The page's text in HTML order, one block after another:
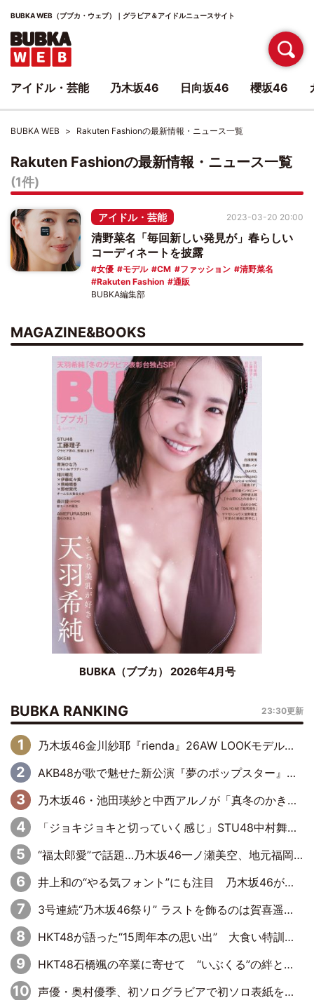
BUBKA WEB（ブブカ・ウェブ）｜グラビア＆アイドルニュースサイト
BUBKA WEB Rakuten Fashionの最新情報・ニュース一覧
Rakuten Fashionの最新情報・ニュース一覧
(1件)
アイドル・芸能
清野菜名「毎回新しい発見が」春らしい
コーディネートを披露
女優 モデル CM ファッション
清野菜名
Rakuten Fashion
通販
2023-03-20 20:00
BUBKA編集部
MAGAZINE&BOOKS
BUBKA（ブブカ） 2026年4月号
BUBKA RANKING 23:30更新
乃木坂46金川紗耶『rienda』26AW LOOKモデルに就任
AKB48が歌で魅せた新公演『夢のポップスター』 初日から全身全霊のステージ
乃木坂46・池田瑛紗と中西アルノが「真冬のかき氷」騒動で火花散らす！ 因縁の裏にあるのは、逆境をともに“凌”ぐ似た者同士の絆
「ジョキジョキと切っていく感じ」STU48中村舞、新しい挑戦は自らの手で
“福太郎愛”で話題…乃木坂46一ノ瀬美空、地元福岡『めんべい25周年トップサポーター』に就任
井上和の“やる気フォント”にも注目 乃木坂46が挑んだ書道パフォーマンスの舞台裏
3号連続“乃木坂46祭り” ラストを飾るのは賀喜遥香…5年ぶりの登場に「5年分大人になった私を見ていただけたら」
HKT48が語った“15周年本の思い出” 大食い特訓・守護霊企画・制服グラビア…盛りだくさんの裏話
HKT48石橋颯の卒業に寄せて “いぶくる”の絆と後輩・龍頭綺音の決意
声優・奥村優季、初ソログラビアで初ソロ表紙を飾る！ 初めて見せる表情や、声優を志したきっかけなどを語った必読のインタビューを掲載
アイドル・芸能 乃木坂46 日向坂46 櫻坂46